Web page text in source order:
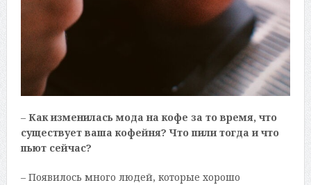
– Как изменилась мода на кофе за то время, что
существует ваша кофейня? Что пили тогда и что
пьют сейчас?
– Появилось много людей, которые хорошо